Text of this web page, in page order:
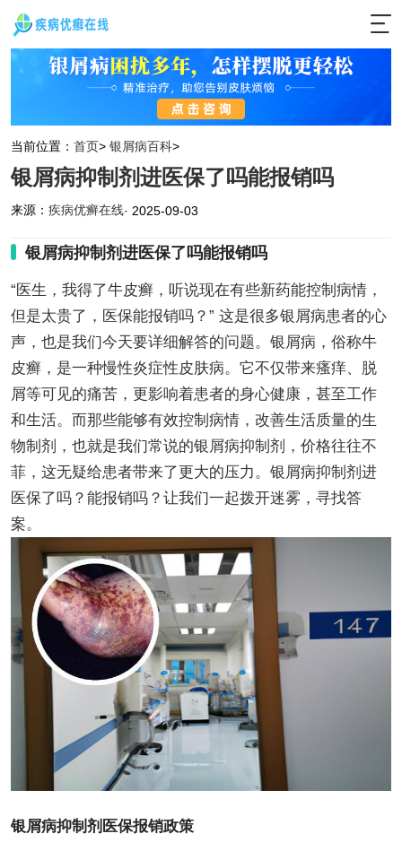
当前位置： 首页> 银屑病百科>
银屑病抑制剂进医保了吗能报销吗
来源： 疾病优癣在线· 2025-09-03
银屑病抑制剂进医保了吗能报销吗
“医生，我得了牛皮癣，听说现在有些新药能控制病情，
但是太贵了，医保能报销吗？” 这是很多银屑病患者的心
声，也是我们今天要详细解答的问题。银屑病，俗称牛
皮癣，是一种慢性炎症性皮肤病。它不仅带来瘙痒、脱
屑等可见的痛苦，更影响着患者的身心健康，甚至工作
和生活。而那些能够有效控制病情，改善生活质量的生
物制剂，也就是我们常说的银屑病抑制剂，价格往往不
菲，这无疑给患者带来了更大的压力。银屑病抑制剂进
医保了吗？能报销吗？让我们一起拨开迷雾，寻找答
案。
银屑病抑制剂医保报销政策